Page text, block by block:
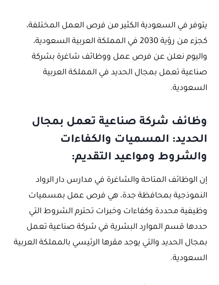
يتوفر في السعودية الكثير من فرص العمل المختلفة،
كجزء من رؤية 2030 في المملكة العربية السعودية،
واليوم نعلن عن فرص عمل ووظائف شاغرة بشركة
صناعية تعمل بمجال الحديد في المملكة العربية
السعودية.
وظائف شركة صناعية تعمل بمجال
الحديد: المسميات والكفاءات
والشروط ومواعيد التقديم:
إن الوظائف المتاحة والشاغرة في مدارس دار الرواد
النموذجية بمحافظة جدة، هي فرص عمل بمسميات
وظيفية محددة وكفاءات وخبرات تحترم الشروط التي
حددها قسم الموارد البشرية في شركة صناعية تعمل
بمجال الحديد والتي يوجد مقرها الرئيسي بالمملكة العربية
السعودية.